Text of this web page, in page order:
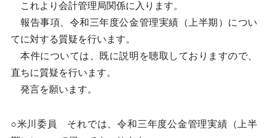
これより会計管理局関係に入ります。
報告事項、令和三年度公金管理実績（上半期）につい
てに対する質疑を行います。
本件については、既に説明を聴取しておりますので、
直ちに質疑を行います。
発言を願います。
○米川委員 それでは、令和三年度公金管理実績（上半